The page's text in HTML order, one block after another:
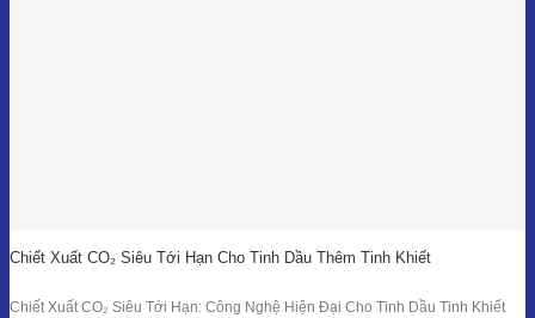
Chiết Xuất CO₂ Siêu Tới Hạn Cho Tinh Dầu Thêm Tinh Khiết
Chiết Xuất CO₂ Siêu Tới Hạn: Công Nghệ Hiện Đại Cho Tinh Dầu Tinh Khiết